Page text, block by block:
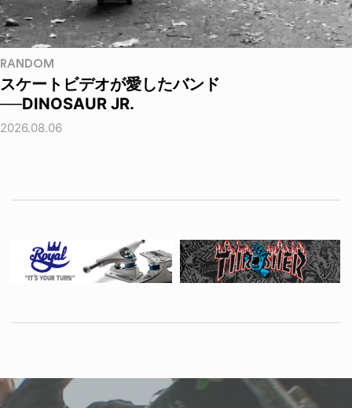
RANDOM
スケートビデオが愛したバンド
──DINOSAUR JR.
2026.08.06